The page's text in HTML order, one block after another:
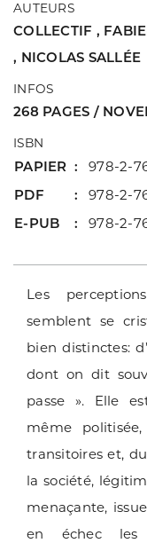
AUTEURS
COLLECTIF ,
, NICOLAS SALLÉE
INFOS
268 PAGES /
ISBN
PAPIER
978-2-
PDF
978-2-
E-PUB
978-2-
Les
semblent se
bien distinctes:
dont on dit
passe ». Elle
même
transitoires et,
la société,
menaçante,
en échec les